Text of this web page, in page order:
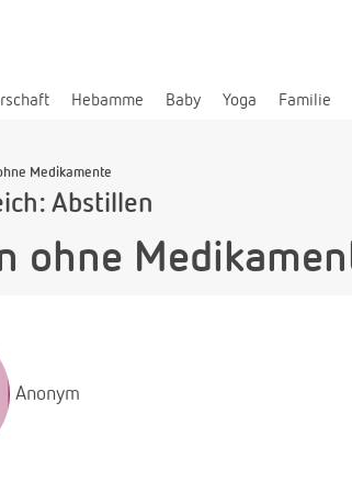
Hebamme Baby Yoga Familie
Medikamente
Abstillen
ohne
Anonym